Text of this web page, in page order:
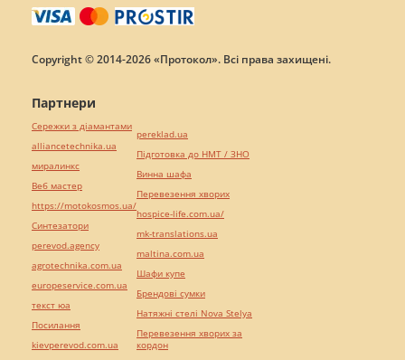
Copyright © 2014-2026 «Протокол». Всі права захищені.
Партнери
Сережки з діамантами
alliancetechnika.ua
миралинкс
Веб мастер
https://motokosmos.ua/
Синтезатори
perevod.agency
agrotechnika.com.ua
europeservice.com.ua
текст юа
Посилання
kievperevod.com.ua
pereklad.ua
Підготовка до НМТ / ЗНО
Винна шафа
Перевезення хворих
hospice-life.com.ua/
mk-translations.ua
maltina.com.ua
Шафи купе
Брендові сумки
Натяжні стелі Nova Stelya
Перевезення хворих за
кордон